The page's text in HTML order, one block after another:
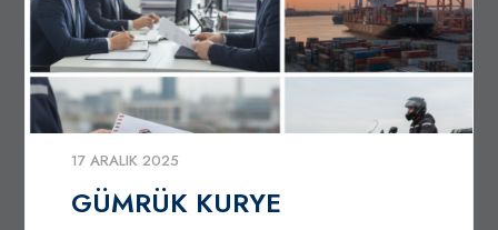
17 ARALIK 2025
GÜMRÜK KURYE